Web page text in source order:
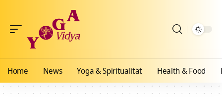
Home News Yoga & Spiritualität Health & Food